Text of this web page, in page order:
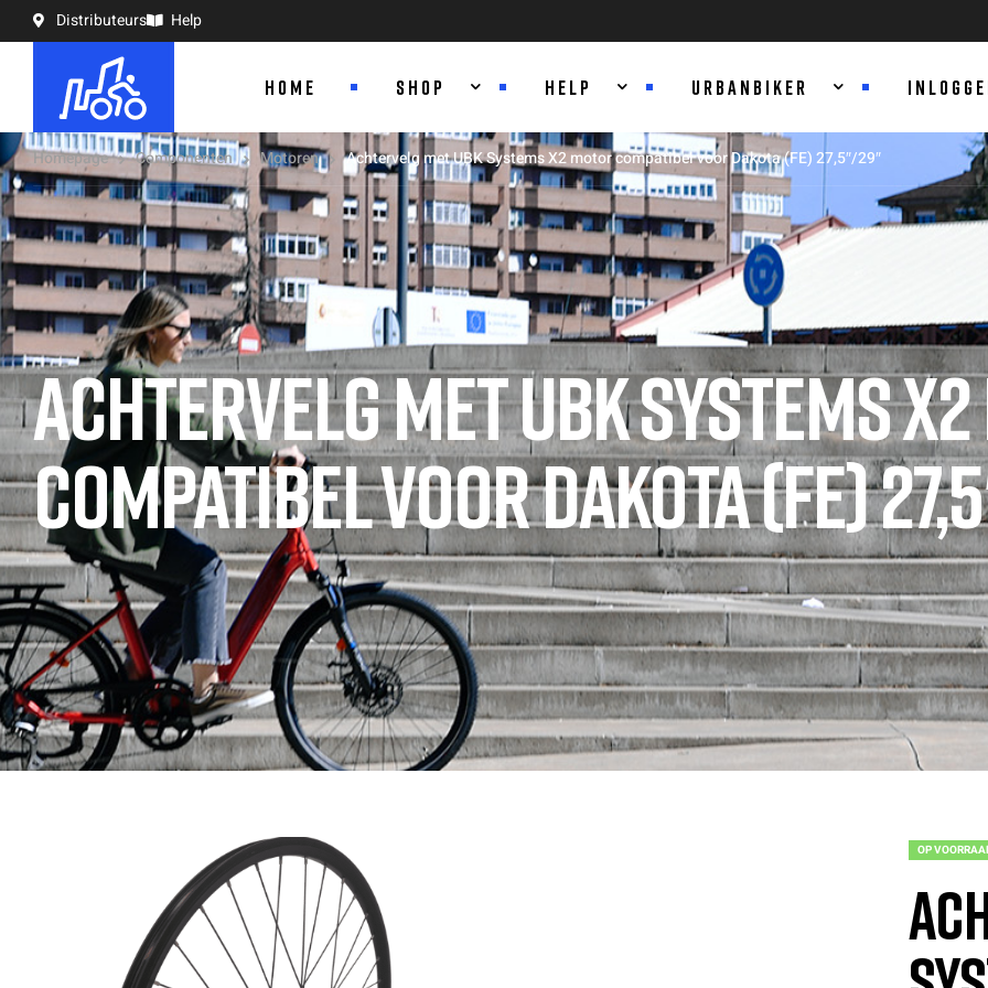
Distributeurs Help
HOME SHOP HELP URBANBIKER
ACHTERVELG MET UBK SYSTEMS
COMPATIBEL VOOR DAKOTA (FE)
Homepage Componenten Motoren Achtervelg met UBK Systems X2 motor compatibel voor Dakota (FE) 27,5″/29″
OP